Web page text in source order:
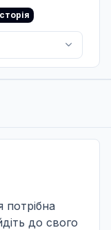
до свого